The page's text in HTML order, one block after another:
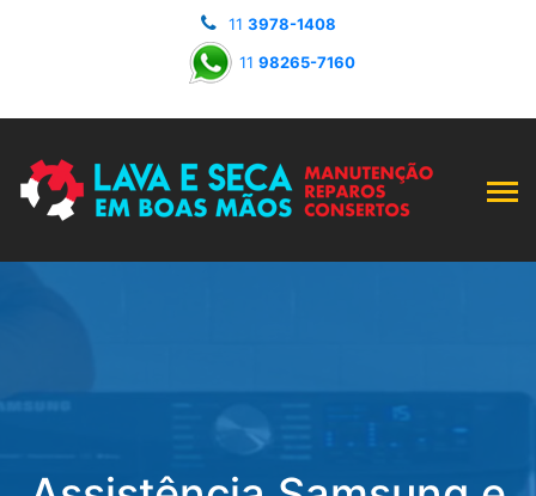
11 3978-1408
11 98265-7160